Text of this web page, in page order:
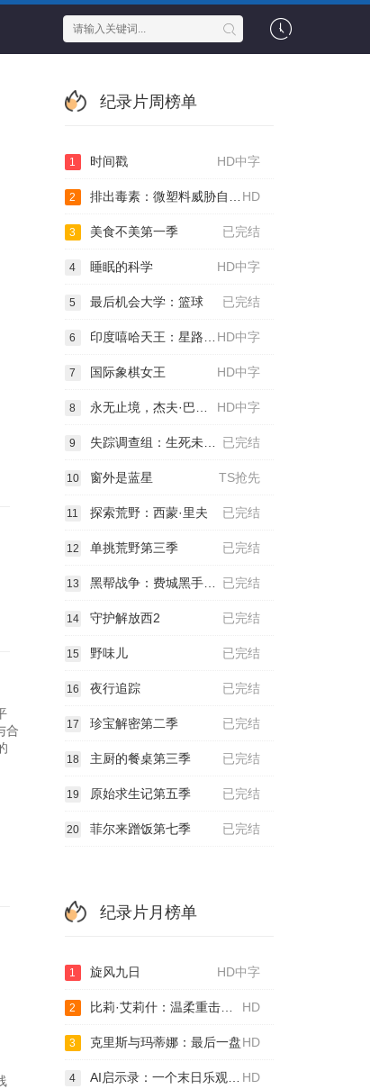
合
纪录片周榜单
HD中字
1 时间戳
HD
2 排出毒素：微塑料威胁自救指南
已完结
3 美食不美第一季
HD中字
4 睡眠的科学
已完结
5 最后机会大学：篮球
HD中字
6 印度嘻哈天王：星路历程
HD中字
7 国际象棋女王
HD中字
8 永无止境，杰夫·巴克利
已完结
9 失踪调查组：生死未卜第二季
TS抢先
10 窗外是蓝星
已完结
11 探索荒野：西蒙·里夫
已完结
12 单挑荒野第三季
已完结
13 黑帮战争：费城黑手党瓦解实录
已完结
14 守护解放西2
已完结
15 野味儿
已完结
16 夜行追踪
已完结
17 珍宝解密第二季
已完结
18 主厨的餐桌第三季
已完结
19 原始求生记第五季
已完结
20 菲尔来蹭饭第七季
纪录片月榜单
HD中字
1 旋风九日
HD
2 比莉·艾莉什：温柔重击巡回演唱会电影
HD
3 克里斯与玛蒂娜：最后一盘
HD
4 AI启示录：一个末日乐观主义者的诞生